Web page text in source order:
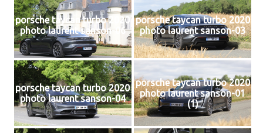
porsche taycan turbo 2020
photo laurent sanson-06
porsche taycan turbo 2020
photo laurent sanson-03
porsche taycan turbo 2020
photo laurent sanson-04
porsche taycan turbo 2020
photo laurent sanson-01
(1)